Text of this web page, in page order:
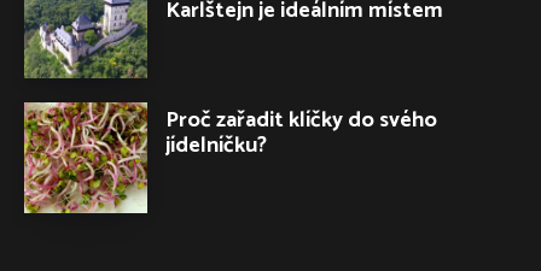
Karlštejn je ideálním místem
Proč zařadit klíčky do svého
jídelníčku?